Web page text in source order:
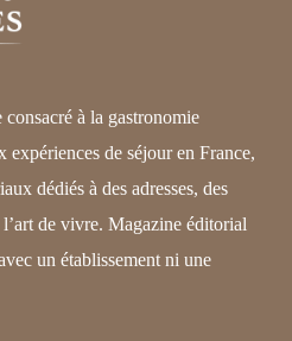
à la gastronomie
expériences de séjour en France,
dédiés à des adresses, des
de vivre. Magazine éditorial
un établissement ni une